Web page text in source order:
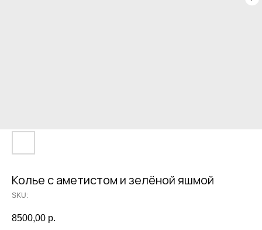
Колье с аметистом и зелёной яшмой
SKU:
8500,00 р.